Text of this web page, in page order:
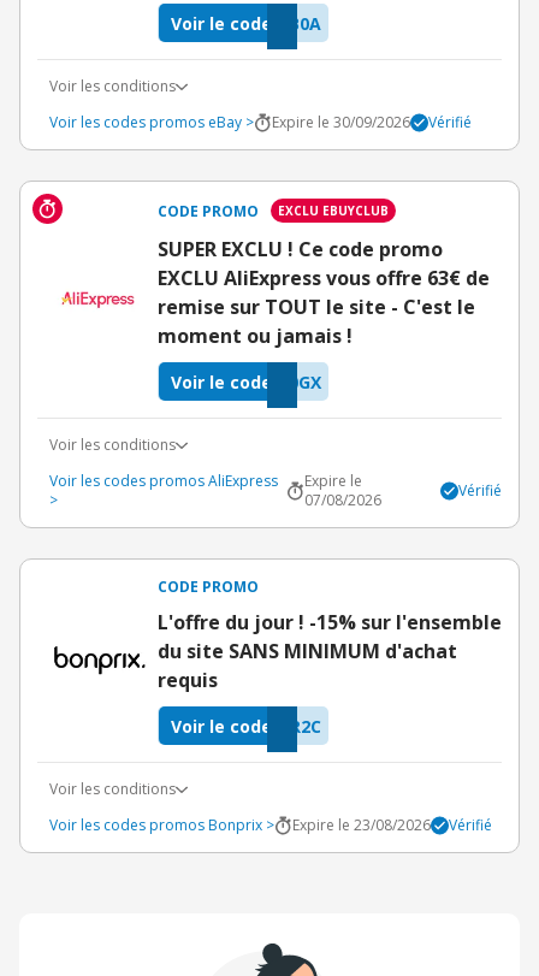
B0A
Voir le code
Voir les conditions
Voir les codes promos eBay >
Expire le 30/09/2026 Vérifié
CODE PROMO EXCLU EBUYCLUB
SUPER EXCLU ! Ce code promo
EXCLU AliExpress vous offre 63€ de
remise sur TOUT le site - C'est le
moment ou jamais !
0GX
Voir le code
Voir les conditions
Voir les codes promos AliExpress
>
Expire le
07/08/2026
Vérifié
CODE PROMO
L'offre du jour ! -15% sur l'ensemble
du site SANS MINIMUM d'achat
requis
R2C
Voir le code
Voir les conditions
Voir les codes promos Bonprix >
Expire le 23/08/2026 Vérifié